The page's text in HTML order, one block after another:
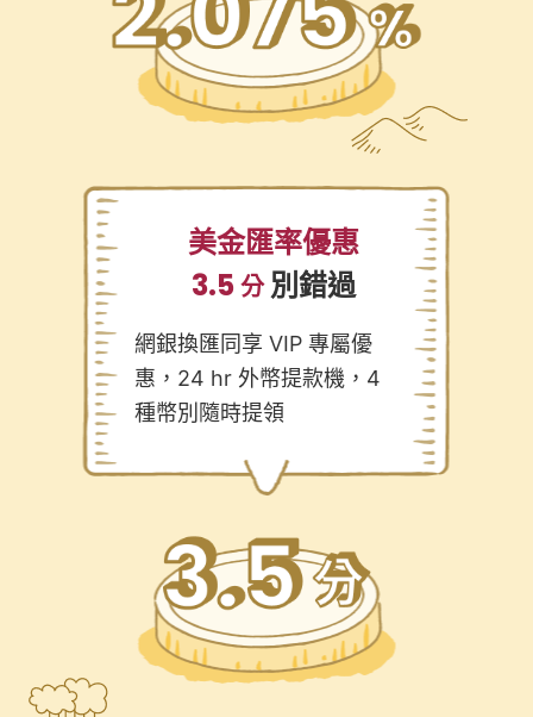
美金匯率優惠
3.5 分 別錯過
網銀換匯同享 VIP 專屬優
惠，24 hr 外幣提款機，4
種幣別隨時提領